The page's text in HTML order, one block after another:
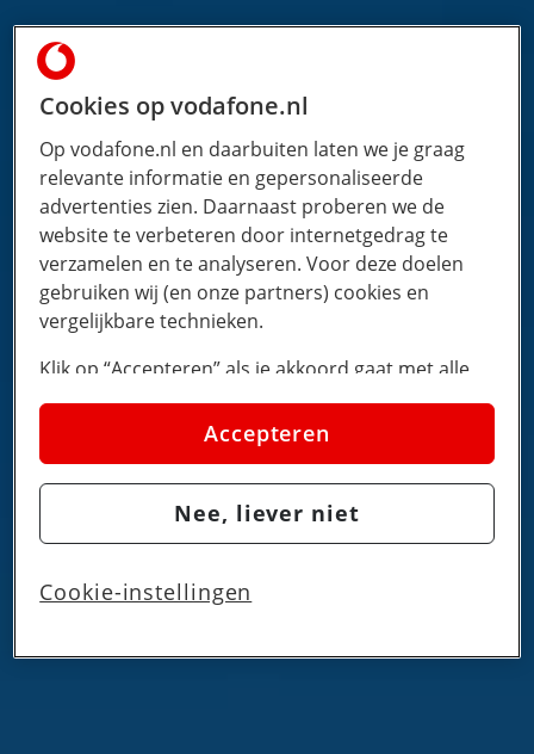
Cookies op vodafone.nl
Op vodafone.nl en daarbuiten laten we je graag
relevante informatie en gepersonaliseerde
advertenties zien. Daarnaast proberen we de
website te verbeteren door internetgedrag te
verzamelen en te analyseren. Voor deze doelen
gebruiken wij (en onze partners) cookies en
vergelijkbare technieken.
Klik op “Accepteren” als je akkoord gaat met alle
cookies. Kies je voor “Nee, liever niet”, dan
plaatsen we alleen strikt noodzakelijke cookies om
de website goed te laten werken. Dat betekent dat
we geen vormen van personalisatie toepassen.
Via cookie instellingen kan je zelf bepalen welke
wijzigen of intrekken op de
Accepteren
Nee, liever niet
Cookie-instellingen